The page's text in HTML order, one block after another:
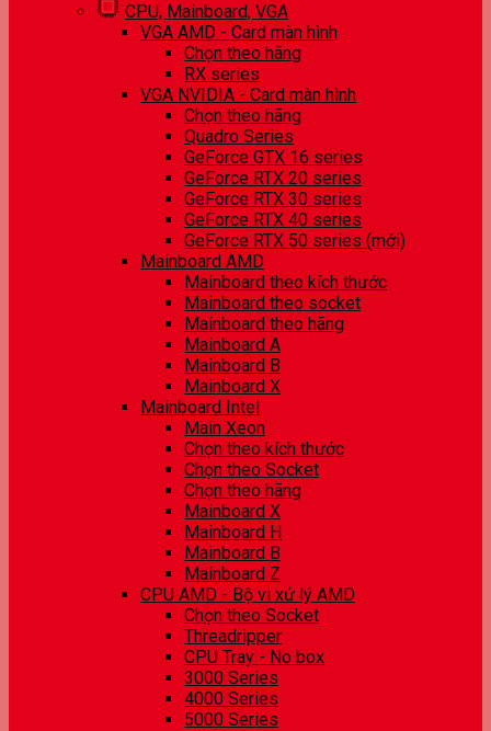
CPU, Mainboard, VGA
VGA AMD - Card màn hình
Chọn theo hãng
RX series
VGA NVIDIA - Card màn hình
Chọn theo hãng
Quadro Series
GeForce GTX 16 series
GeForce RTX 20 series
GeForce RTX 30 series
GeForce RTX 40 series
GeForce RTX 50 series (mới)
Mainboard AMD
Mainboard theo kích thước
Mainboard theo socket
Mainboard theo hãng
Mainboard A
Mainboard B
Mainboard X
Mainboard Intel
Main Xeon
Chọn theo kích thước
Chọn theo Socket
Chọn theo hãng
Mainboard X
Mainboard H
Mainboard B
Mainboard Z
CPU AMD - Bộ vi xử lý AMD
Chọn theo Socket
Threadripper
CPU Tray - No box
3000 Series
4000 Series
5000 Series